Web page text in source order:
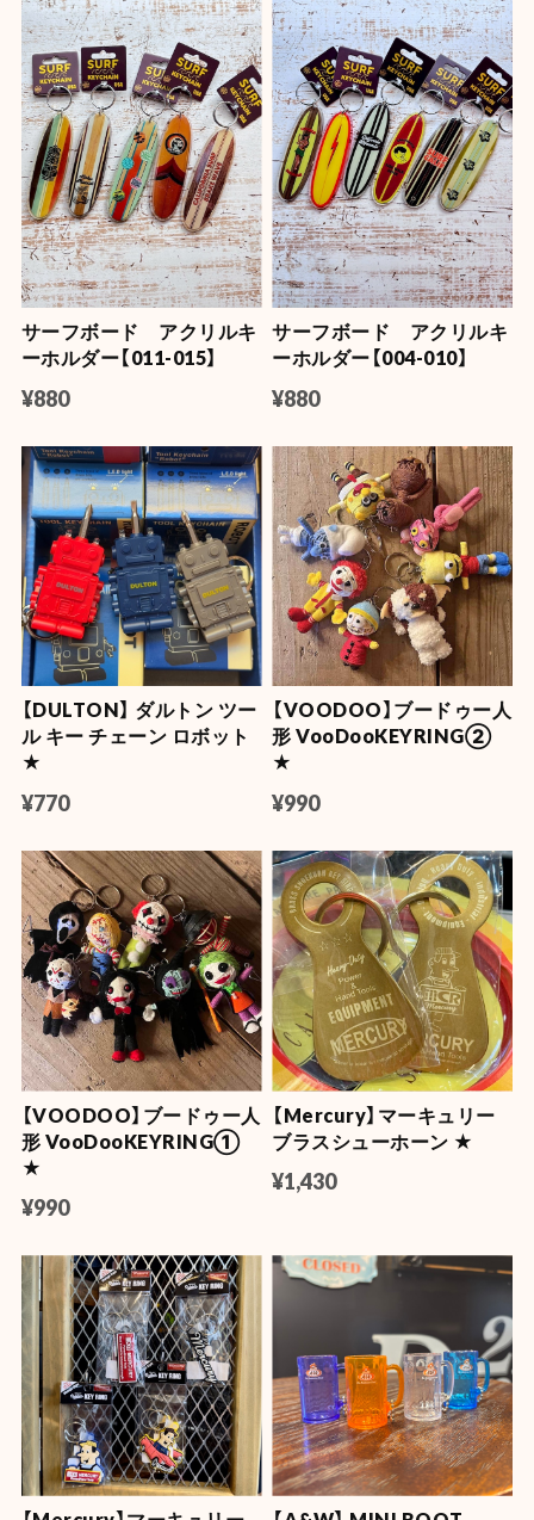
サーフボード アクリルキ
ーホルダー【011-015】
¥880
サーフボード アクリルキ
ーホルダー【004-010】
¥880
【DULTON】 ダルトン ツー
ル キー チェーン ロボット
★
¥770
【VOODOO】ブードゥー人
形 VooDooKEYRING②
★
¥990
【VOODOO】ブードゥー人
形 VooDooKEYRING①
★
¥990
【Mercury】マーキュリー
ブラスシューホーン ★
¥1,430